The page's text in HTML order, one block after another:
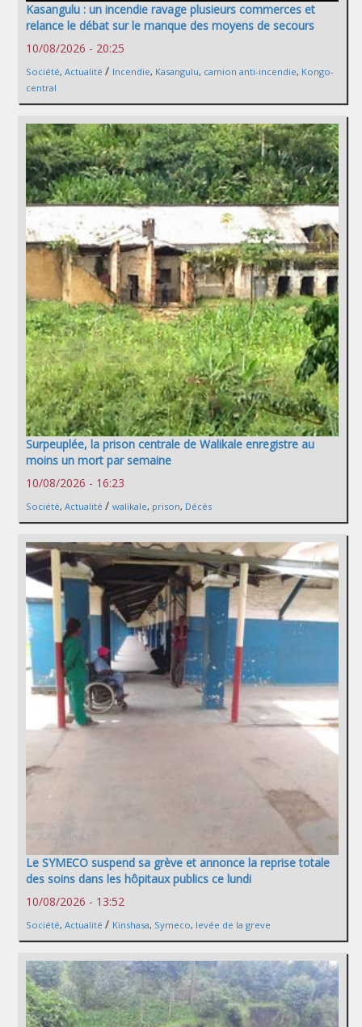
Kasangulu : un incendie ravage plusieurs commerces et
relance le débat sur le manque des moyens de secours
10/08/2026 - 20:25
Société, Actualité / Incendie, Kasangulu, camion anti-incendie, Kongo-
central
Surpeuplée, la prison centrale de Walikale enregistre au
moins un mort par semaine
10/08/2026 - 16:23
Société, Actualité / walikale, prison, Décès
Le SYMECO suspend sa grève et annonce la reprise totale
des soins dans les hôpitaux publics ce lundi
10/08/2026 - 13:52
Société, Actualité / Kinshasa, Symeco, levée de la greve